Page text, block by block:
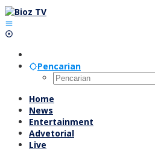
Lewati
ke
konten
Pencarian
Home
News
Entertainment
Advetorial
Live